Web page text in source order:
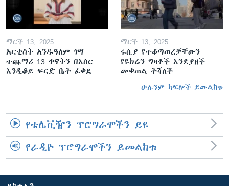
ማርች 13, 2025
አርቲስት አንዱዓለም ጎሣ
ተጨማሪ 13 ቀናትን በእስር
እንዲቆይ ፍርድ ቤት ፈቀደ
ማርች 13, 2025
ሩሲያ የተቆጣጠረቻቸውን
የዩክሬን ግዛቶች እንደያዘች
መቀጠል ትሻለች
ሁሉንም ክፍሎች ይመልከቱ
የቴሌቪዥን ፕሮግራሞችን ይዩ
የራዲዮ ፕሮግራሞችን ይመልከቱ